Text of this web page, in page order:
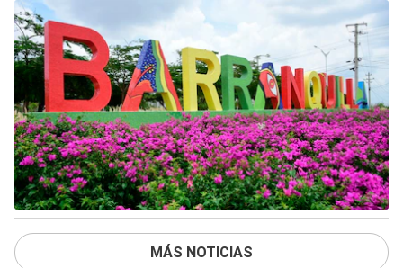
MÁS NOTICIAS